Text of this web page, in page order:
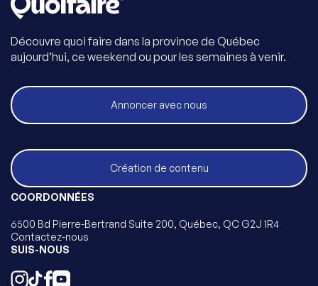
Découvre quoi faire dans la province de Québec
aujourd’hui, ce weekend ou pour les semaines à venir.
Annoncer avec nous
Création de contenu
COORDONNÉES
6500 Bd Pierre-Bertrand Suite 200, Québec, QC G2J 1R4
Contactez-nous
SUIS-NOUS